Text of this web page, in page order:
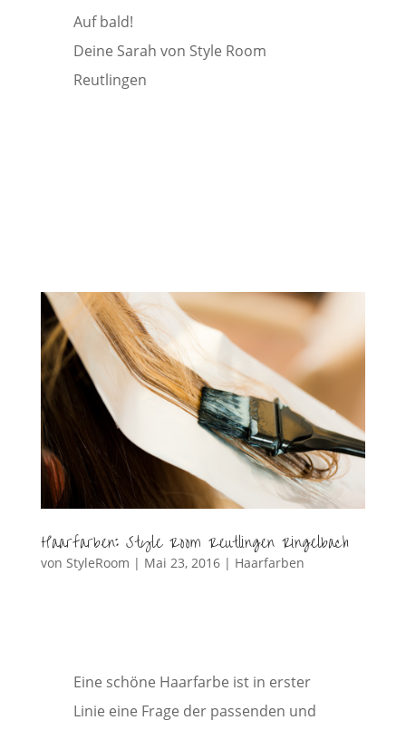
Auf bald!
Deine Sarah von Style Room
Reutlingen
Haarfarben: Style Room Reutlingen Ringelbach
von StyleRoom | Mai 23, 2016| Haarfarben
Eine schöne Haarfarbe ist in erster
Linie eine Frage der passenden und